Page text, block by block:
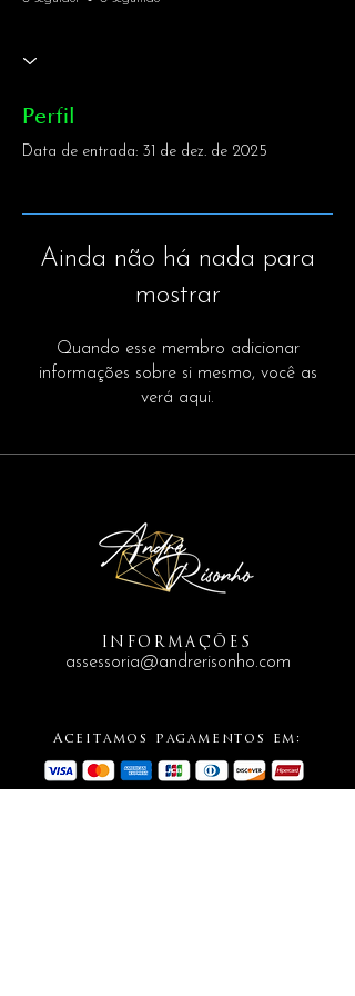
Perfil
Data de entrada: 31 de dez. de 2025
Ainda não há nada para
mostrar
Quando esse membro adicionar
informações sobre si mesmo, você as
verá aqui.
assessoria@andrerisonho.com
INFORMAÇÕES
Aceitamos pagamentos em: